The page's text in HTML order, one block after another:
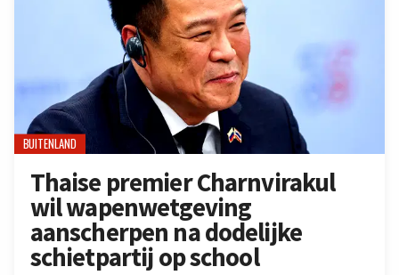
BUITENLAND
Thaise premier Charnvirakul
wil wapenwetgeving
aanscherpen na dodelijke
schietpartij op school